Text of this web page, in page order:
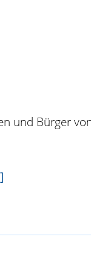
und Bürger